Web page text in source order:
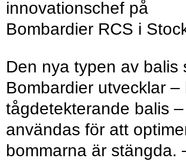
innovationschef på
Bombardier RCS i
Den nya typen av balis
Bombardier utvecklar –
tågdetekterande balis
användas för att
bommarna är stängda.